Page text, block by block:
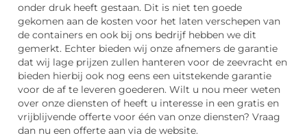
onder druk heeft gestaan. Dit is niet ten goede
gekomen aan de kosten voor het laten verschepen van
de containers en ook bij ons bedrijf hebben we dit
gemerkt. Echter bieden wij onze afnemers de garantie
dat wij lage prijzen zullen hanteren voor de zeevracht en
bieden hierbij ook nog eens een uitstekende garantie
voor de af te leveren goederen. Wilt u nou meer weten
over onze diensten of heeft u interesse in een gratis en
vrijblijvende offerte voor één van onze diensten? Vraag
dan nu een offerte aan via de website.